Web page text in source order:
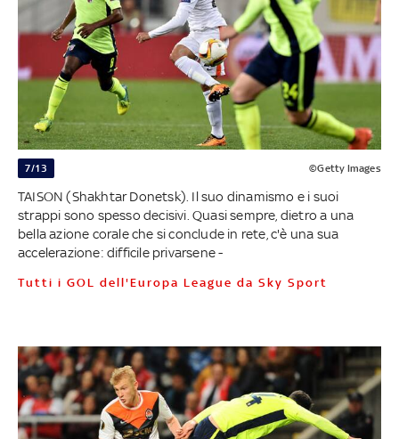
7/13 ©Getty Images
TAISON (Shakhtar Donetsk). Il suo dinamismo e i suoi
strappi sono spesso decisivi. Quasi sempre, dietro a una
bella azione corale che si conclude in rete, c'è una sua
accelerazione: difficile privarsene -
Tutti i GOL dell'Europa League da Sky Sport